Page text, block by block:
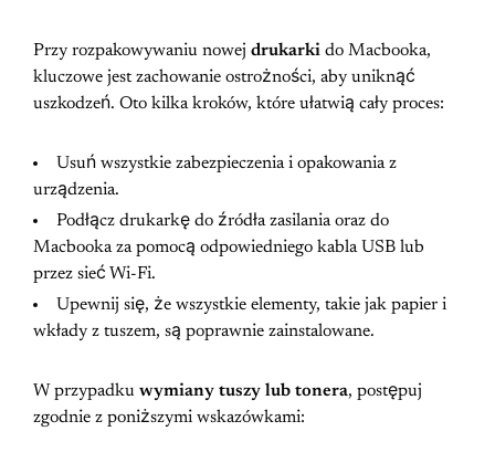
Przy rozpakowywaniu nowej drukarki do Macbooka,
kluczowe jest zachowanie ostrożności, aby uniknąć
uszkodzeń. Oto kilka kroków, które ułatwią cały proces:
Usuń wszystkie zabezpieczenia i opakowania z
urządzenia.
Podłącz drukarkę do źródła zasilania oraz do
Macbooka za pomocą odpowiedniego kabla USB lub
przez sieć Wi-Fi.
Upewnij się, że wszystkie elementy, takie jak papier i
wkłady z tuszem, są poprawnie zainstalowane.
W przypadku wymiany tuszy lub tonera, postępuj
zgodnie z poniższymi wskazówkami: